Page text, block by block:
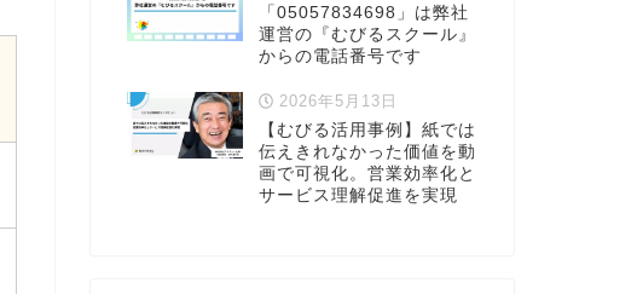
「05057834698」は弊社
運営の『むびるスクール』
からの電話番号です
2026年5月13日
【むびる活用事例】紙では
伝えきれなかった価値を動
画で可視化。営業効率化と
サービス理解促進を実現